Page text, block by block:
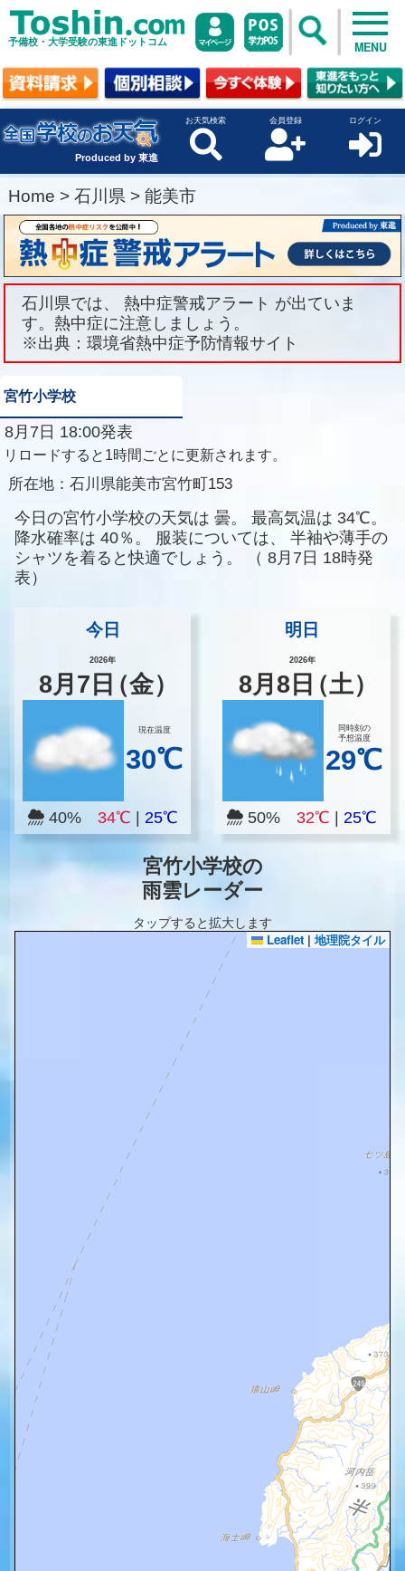
予備校・大学受験の東進ドットコム MENU
Produced by 東進
お天気検索 会員登録 ログイン
Home > 石川県 > 能美市
石川県では、 熱中症警戒アラート が出ていま
す。熱中症に注意しましょう。
※出典：環境省熱中症予防情報サイト
宮竹小学校
8月7日 18:00発表
リロードすると1時間ごとに更新されます。
所在地： 石川県能美市宮竹町153
今日の宮竹小学校の天気は 曇。 最高気温は 34℃。
降水確率は 40％。 服装については、
半袖や薄手の
シャツを着ると快適でしょう。
（ 8月7日 18時発
表）
今日
2026年
8月 7 日（金）
現在温度
30℃
40% 34℃ 25℃
明日
2026年
8月8 日（土）
同時刻の
予想温度
29℃
50%32℃ |25℃
宮竹小学校の
雨雲レーダー
タップすると拡大します
Leaflet | 地理院タイル